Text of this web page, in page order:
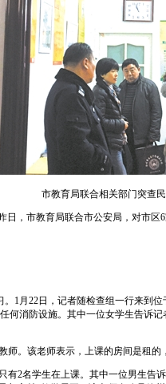
市教育局联合相关部门突查
市教育局联合市公安局，对市区
22日，记者随检查组一行来到
消防设施。其中一位女学生告
该老师表示，上课的房间是租的
名学生在上课。其中一位男生告